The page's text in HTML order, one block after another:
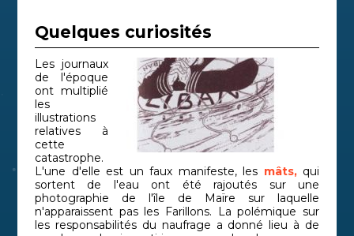
Quelques curiosités
Les journaux
de l'époque
ont multiplié
les
illustrations
relatives à
cette
catastrophe.
L'une d'elle est un faux manifeste, les mâts,qui
sortent de l'eau ont été rajoutés sur une
photographie de l'île de Maïre sur laquelle
n'apparaissent pas les Farillons. La polémique sur
les responsabilités du naufrage a donné lieu à de